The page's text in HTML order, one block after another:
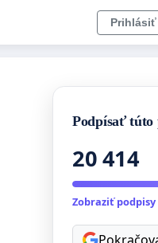
Prihlásiť
Podpísať túto
20 414
Zobraziť